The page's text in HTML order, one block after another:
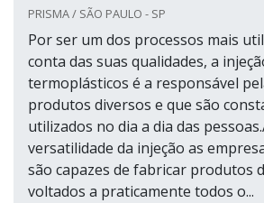
PRISMA / SÃO PAULO - SP
Por ser um dos processos mais
conta das suas qualidades, a
termoplásticos é a responsável
produtos diversos e que são
utilizados no dia a dia das
versatilidade da injeção as
são capazes de fabricar produtos
voltados a praticamente todos o...